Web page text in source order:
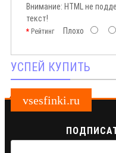
Внимание: HTML не
текст!
РейтингПлохо
УСПЕЙ КУПИТЬ
vsesfinki.ru